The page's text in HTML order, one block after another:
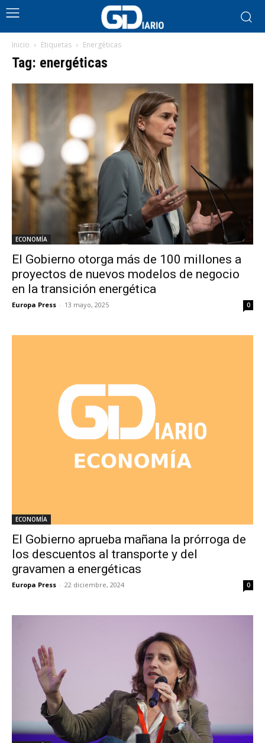
Inicio Etiquetas Energéticas
Tag: energéticas
ECONOMÍA
El Gobierno otorga más de 100 millones a
proyectos de nuevos modelos de negocio
en la transición energética
Europa Press - 13 mayo, 2025 0
ECONOMÍA
El Gobierno aprueba mañana la prórroga de
los descuentos al transporte y del
gravamen a energéticas
Europa Press - 22 diciembre, 2024 0